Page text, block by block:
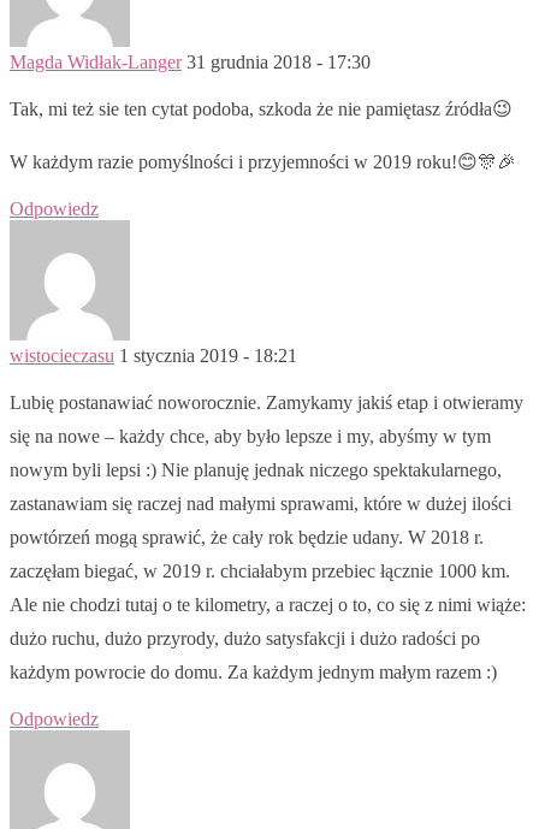
Magda Widłak-Langer 31 grudnia 2018 - 17:30
Tak, mi też sie ten cytat podoba, szkoda że nie pamiętasz źródła😉
W każdym razie pomyślności i przyjemności w 2019 roku!😊🎊🎉
Odpowiedz
wistocieczasu 1 stycznia 2019 - 18:21
Lubię postanawiać noworocznie. Zamykamy jakiś etap i otwieramy
się na nowe – każdy chce, aby było lepsze i my, abyśmy w tym
nowym byli lepsi :) Nie planuję jednak niczego spektakularnego,
zastanawiam się raczej nad małymi sprawami, które w dużej ilości
powtórzeń mogą sprawić, że cały rok będzie udany. W 2018 r.
zaczęłam biegać, w 2019 r. chciałabym przebiec łącznie 1000 km.
Ale nie chodzi tutaj o te kilometry, a raczej o to, co się z nimi wiąże:
dużo ruchu, dużo przyrody, dużo satysfakcji i dużo radości po
każdym powrocie do domu. Za każdym jednym małym razem :)
Odpowiedz